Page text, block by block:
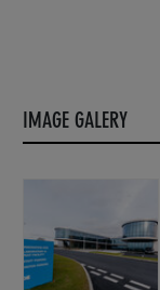
IMAGE GALERY